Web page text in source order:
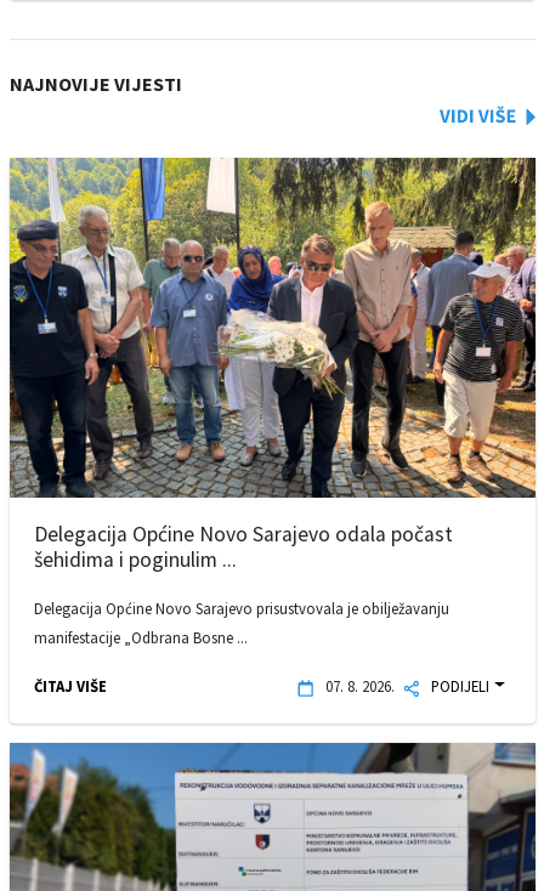
NAJNOVIJE VIJESTI
Delegacija Općine Novo Sarajevo odala počast
šehidima i poginulim ...
Delegacija Općine Novo Sarajevo prisustvovala je obilježavanju
manifestacije „Odbrana Bosne ...
ČITAJ VIŠE 07. 8. 2026. PODIJELI